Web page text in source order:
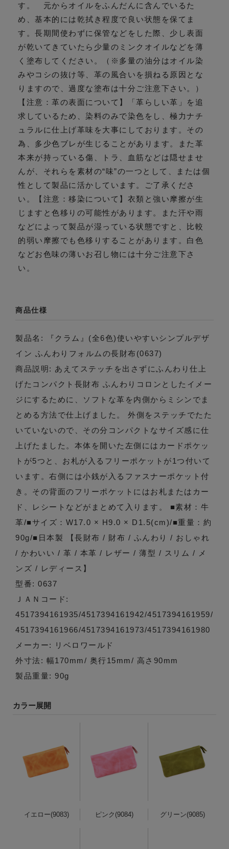
す。 元からオイルをふんだんに含んでいるた
め、基本的には乾拭き程度で良い状態を保てま
す。長期間使わずに保管などをした際、少し表面
が乾いてきていたら少量のミンクオイルなどを薄
く塗布してください。（※多量の油分はオイル染
みやコシの抜け等、革の風合いを損ねる原因とな
りますので、過度な塗布は十分ご注意下さい。）
【注意：革の表面について】「革らしい革」を追
求しているため、染料のみで染色をし、極力ナチ
ュラルに仕上げ革味を大事にしております。その
為、多少色ブレが生じることがあります。また革
本来が持っている傷、トラ、血筋などは隠せませ
んが、それらを素材の“味”の一つとして、または個
性として製品に活かしています。ご了承くださ
い。【注意：移染について】衣類と強い摩擦が生
じますと色移りの可能性があります。また汗や雨
などによって製品が湿っている状態ですと、比較
的弱い摩擦でも色移りすることがあります。白色
などお色味の薄いお召し物には十分ご注意下さ
い。
商品仕様
製品名: 『クラム』(全6色)使いやすいシンプルデザ
イン ふんわりフォルムの長財布(0637)
商品説明: あえてステッチを出さずにふんわり仕上
げたコンパクト長財布 ふんわりコロンとしたイメー
ジにするために、ソフトな革を内側からミシンでま
とめる方法で仕上げました。 外側をステッチでたた
いていないので、その分コンパクトなサイズ感に仕
上げたました。本体を開いた左側にはカードポケッ
トが5つと、お札が入るフリーポケットが1つ付いて
います。右側には小銭が入るファスナーポケット付
き。その背面のフリーポケットにはお札またはカー
ド、レシートなどがまとめて入ります。 ■素材：牛
革/■サイズ：W17.0 × H9.0 × D1.5(cm)/■重量：約
90g/■日本製 【長財布 / 財布 / ふんわり / おしゃれ
/ かわいい / 革 / 本革 / レザー / 薄型 / スリム / メ
ンズ / レディース】
型番: 0637
ＪＡＮコード:
4517394161935/4517394161942/4517394161959/
4517394161966/4517394161973/4517394161980
メーカー: リベロワールド
外寸法: 幅170mm/ 奥行15mm/ 高さ90mm
製品重量: 90g
カラー展開
イエロー(9083) ピンク(9084) グリーン(9085)